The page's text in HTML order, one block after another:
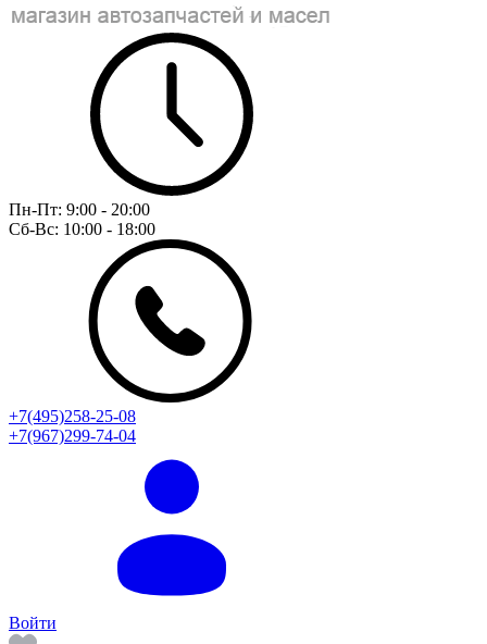
Пн-Пт: 9:00 - 20:00
Сб-Вс: 10:00 - 18:00
+7(495)258-25-08
+7(967)299-74-04
Войти